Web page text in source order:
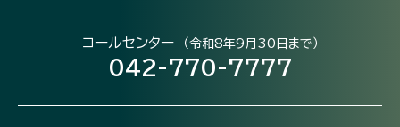
コールセンター （令和8年9月30日まで）
042-770-7777